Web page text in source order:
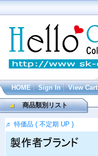
HOME Sign In View Cart
商品類別リスト
♬ 特価品 ( 不定期 UP )